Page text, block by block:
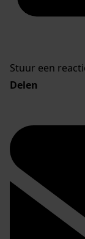
Stuur een
Delen